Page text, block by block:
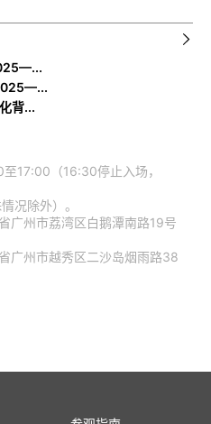
背...
17:00（16:30停止入场，
况除外）。
广州市荔湾区白鹅潭南路19号
广州市越秀区二沙岛烟雨路38